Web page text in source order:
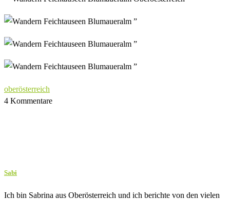
oberösterreich
4 Kommentare
Sabi
Ich bin Sabrina aus Oberösterreich und ich berichte von den vielen